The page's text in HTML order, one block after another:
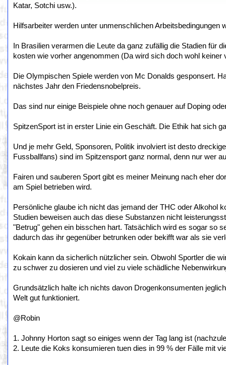
Katar, Sotchi usw.).
Hilfsarbeiter werden unter unmenschlichen Arbeitsbedingungen
In Brasilien verarmen die Leute da ganz zufällig die Stadien für
kosten wie vorher angenommen (Da wird sich doch wohl keiner
Die Olympischen Spiele werden von Mc Donalds gesponsert.
nächstes Jahr den Friedensnobelpreis.
Das sind nur einige Beispiele ohne noch genauer auf Doping
SpitzenSport ist in erster Linie ein Geschäft. Die Ethik hat sich
Und je mehr Geld, Sponsoren, Politik involviert ist desto
Fussballfans) sind im Spitzensport ganz normal, denn nur wer
Fairen und sauberen Sport gibt es meiner Meinung nach eher
am Spiel betrieben wird.
Persönliche glaube ich nicht das jemand der THC oder Alkohol
Studien beweisen auch das diese Substanzen nicht
"Betrug" gehen ein bisschen hart. Tatsächlich wird es sogar so
dadurch das ihr gegenüber betrunken oder bekifft war als sie
Kokain kann da sicherlich nützlicher sein. Obwohl Sportler die
zu schwer zu dosieren und viel zu viele schädliche
Grundsätzlich halte ich nichts davon Drogenkonsumenten
Welt gut funktioniert.
@Robin
1. Johnny Horton sagt so einiges wenn der Tag lang ist
2. Leute die Koks konsumieren tuen dies in 99 % der Fälle mit